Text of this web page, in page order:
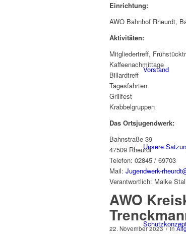
Vorstand
Unsere
Einrichtung:
AWO Bahnhof Rheurdt,
Aktivitäten:
Mitgliedertreff,
Kaffeenachmittage
Billardtreff
Tagesfahrten
Grillfest
Krabbelgruppen
Das Ortsjugendwerk:
Bahnstraße 39
47509 Rheurdt
Telefon: 02845 / 69703
Mail: Jugendwerk-
Verantwortlich: Maike
AWO
22. November 2023 / in